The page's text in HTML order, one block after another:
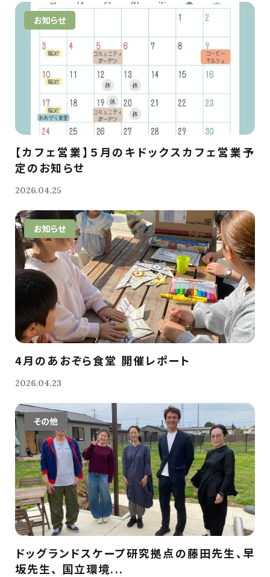
お知らせ
【カフェ営業】５月のキドックスカフェ営業予
定のお知らせ
2026.04.25
お知らせ
4月のあおぞら食堂 開催レポート
2026.04.23
その他
ドッグランドスケープ研究拠点の藤田先生、早
坂先生、 国立環境...